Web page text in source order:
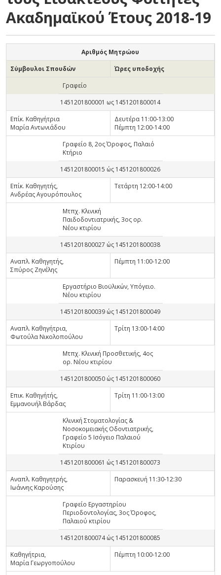
Ακαδημαϊκού Έτους 2018-19
Αριθμός Μητρώου
Σύμβουλοι Σπουδών
Ώρες υποδοχής
Γραφείο
1451201800001 ως 1451201800014
Επίκ. Καθηγήτρια
Μαρία Αντωνιάδου
Δευτέρα 11:00-13:00
Πέμπτη 12:00-14:00
Γραφείο 8, 2ος Όροφος, Παλαιό
Κτήριο
1451201800015 ώς 1451201800026
Επίκ. Καθηγητής,
Ανδρέας Αγουρόπουλος
Τετάρτη 12:00-14:00
Μτπχ. Κλινική
Παιδοδοντιατρικής, 3ος ορ.
Νέου κτιρίου
1451201800027 ώς 1451201800038
Αναπλ. Καθηγητής,
Σπύρος Ζηνέλης
Πέμπτη 11:00-12:00
Εργαστήριο Βιοϋλικών, Υπόγειο.
Νέου κτιρίου
1451201800039 ώς 1451201800049
Αναπλ. Καθηγήτρια,
Φωτούλα Νικολοπούλου
Τρίτη 13:00-14:00
Μτπχ. Κλινική Προσθετικής, 4ος
ορ. Νέου κτιρίου
1451201800050 ώς 1451201800060
Επικ. Καθηγήτής,
Εμμανουήλ Βάρδας
Τρίτη 11:00-13:00
Κλινική Στοματολογίας &
Νοσοκομειακής Οδοντιατρικής,
Γραφείο 5 Ισόγειο Παλαιού
Κτιρίου
1451201800061 ώς 1451201800073
Αναπλ. Καθηγητρής,
Ιωάννης Καρούσης
Παρασκευή 11:30-12:30
Γραφείο Εργαστηρίου
Περιοδοντολογίας, 3ος Όροφος,
Παλαιού κτιρίου
1451201800074 ώς 1451201800085
Καθηγήτρια,
Μαρία Γεωργοπούλου
Πέμπτη 10:00-12:00